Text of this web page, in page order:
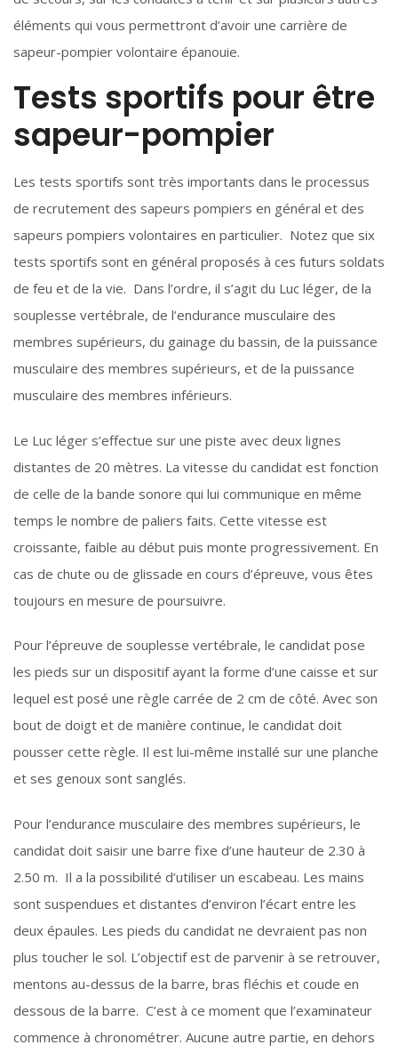
éléments qui vous permettront d’avoir une carrière de
sapeur-pompier volontaire épanouie.
Tests sportifs pour être
sapeur-pompier
Les tests sportifs sont très importants dans le processus
de recrutement des sapeurs pompiers en général et des
sapeurs pompiers volontaires en particulier. Notez que six
tests sportifs sont en général proposés à ces futurs soldats
de feu et de la vie. Dans l’ordre, il s’agit du Luc léger, de la
souplesse vertébrale, de l’endurance musculaire des
membres supérieurs, du gainage du bassin, de la puissance
musculaire des membres supérieurs, et de la puissance
musculaire des membres inférieurs.
Le Luc léger s’effectue sur une piste avec deux lignes
distantes de 20 mètres. La vitesse du candidat est fonction
de celle de la bande sonore qui lui communique en même
temps le nombre de paliers faits. Cette vitesse est
croissante, faible au début puis monte progressivement. En
cas de chute ou de glissade en cours d’épreuve, vous êtes
toujours en mesure de poursuivre.
Pour l’épreuve de souplesse vertébrale, le candidat pose
les pieds sur un dispositif ayant la forme d’une caisse et sur
lequel est posé une règle carrée de 2 cm de côté. Avec son
bout de doigt et de manière continue, le candidat doit
pousser cette règle. Il est lui-même installé sur une planche
et ses genoux sont sanglés.
Pour l’endurance musculaire des membres supérieurs, le
candidat doit saisir une barre fixe d’une hauteur de 2.30 à
2.50 m. Il a la possibilité d’utiliser un escabeau. Les mains
sont suspendues et distantes d’environ l’écart entre les
deux épaules. Les pieds du candidat ne devraient pas non
plus toucher le sol. L’objectif est de parvenir à se retrouver,
mentons au-dessus de la barre, bras fléchis et coude en
dessous de la barre. C’est à ce moment que l’examinateur
commence à chronométrer. Aucune autre partie, en dehors